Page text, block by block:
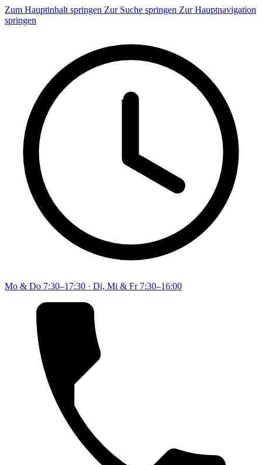
Zum Hauptinhalt springen Zur Suche springen Zur Hauptnavigation
springen
Mo & Do 7:30–17:30 · Di, Mi & Fr 7:30–16:00